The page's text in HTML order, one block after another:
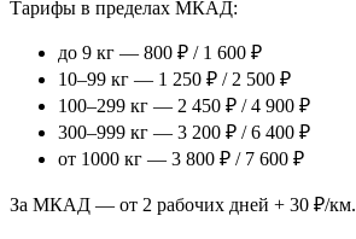
Тарифы в пределах МКАД:
до 9 кг — 800 ₽ / 1 600 ₽
10–99 кг — 1 250 ₽ / 2 500 ₽
100–299 кг — 2 450 ₽ / 4 900 ₽
300–999 кг — 3 200 ₽ / 6 400 ₽
от 1000 кг — 3 800 ₽ / 7 600 ₽
За МКАД — от 2 рабочих дней + 30 ₽/км.